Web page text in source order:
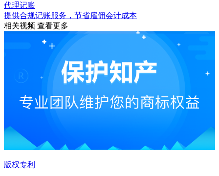
代理记账
提供合规记账服务，节省雇佣会计成本
相关视频 查看更多
版权专利